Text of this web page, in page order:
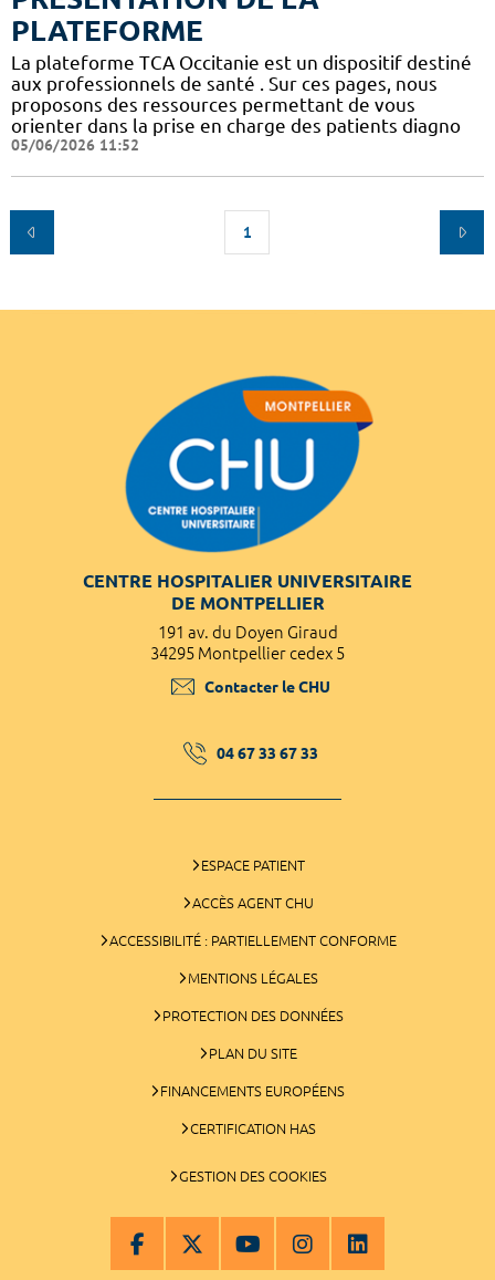
PLATEFORME
La plateforme TCA Occitanie est un dispositif destiné
aux professionnels de santé . Sur ces pages, nous
proposons des ressources permettant de vous
orienter dans la prise en charge des patients diagno
05/06/2026 11:52
1
CENTRE HOSPITALIER UNIVERSITAIRE
DE MONTPELLIER
191 av. du Doyen Giraud
34295 Montpellier cedex 5
Contacter le CHU
04 67 33 67 33
ESPACE PATIENT
ACCÈS AGENT CHU
ACCESSIBILITÉ : PARTIELLEMENT CONFORME
MENTIONS LÉGALES
PROTECTION DES DONNÉES
PLAN DU SITE
FINANCEMENTS EUROPÉENS
CERTIFICATION HAS
GESTION DES COOKIES